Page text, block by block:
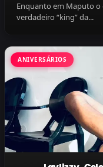
Enquanto em Maputo
verdadeiro “king” da...
ANIVERSÁRIOS